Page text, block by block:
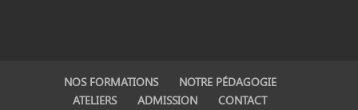
NOS FORMATIONS
NOTRE PÉDAGOGIE
ATELIERS
ADMISSION CONTACT